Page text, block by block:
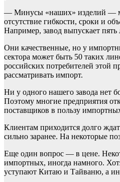
— Минусы «наших» изделий —
отсутствие гибкости, сроки и
Например, завод выпускает
Они качественные, но у
сектора может быть 50 таких
российских потребителей этой
рассматривать импорт.
Ни у одного нашего завода нет
Поэтому многие предприятия
поставщиков в пользу
Клиентам приходится долго
сильно заранее. На некоторые
Еще один вопрос — в цене.
импортных, иногда намного.
уступают Китаю и Тайваню, а